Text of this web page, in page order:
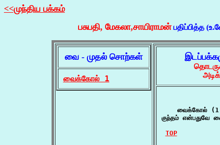
<<முந்திய பக்கம்
பசுபதி, மேகலா,சாயிராமன் பதிப்பித்த
வை - முதல் சொற்கள்
வைக்கோல் 1
வைக்கோல்
குந்தம் என்பதுவே
TOP